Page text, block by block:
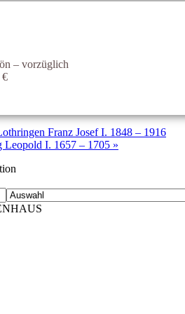
– vorzüglich
€
Franz Josef I. 1848 – 1916
Leopold I. 1657 – 1705 »